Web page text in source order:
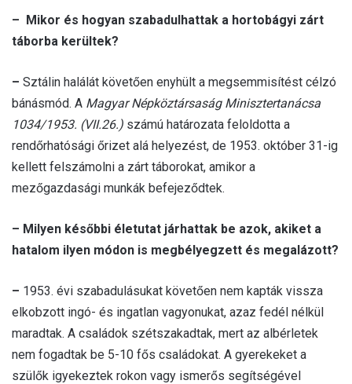
– Mikor és hogyan szabadulhattak a hortobágyi zárt
táborba kerültek?
– Sztálin halálát követően enyhült a megsemmisítést célzó
bánásmód. A Magyar Népköztársaság Minisztertanácsa
1034/1953. (VII.26.) számú határozata feloldotta a
rendőrhatósági őrizet alá helyezést, de 1953. október 31-ig
kellett felszámolni a zárt táborokat, amikor a
mezőgazdasági munkák befejeződtek.
– Milyen későbbi életutat járhattak be azok, akiket a
hatalom ilyen módon is megbélyegzett és megalázott?
– 1953. évi szabadulásukat követően nem kapták vissza
elkobzott ingó- és ingatlan vagyonukat, azaz fedél nélkül
maradtak. A családok szétszakadtak, mert az albérletek
nem fogadtak be 5-10 fős családokat. A gyerekeket a
szülők igyekeztek rokon vagy ismerős segítségével